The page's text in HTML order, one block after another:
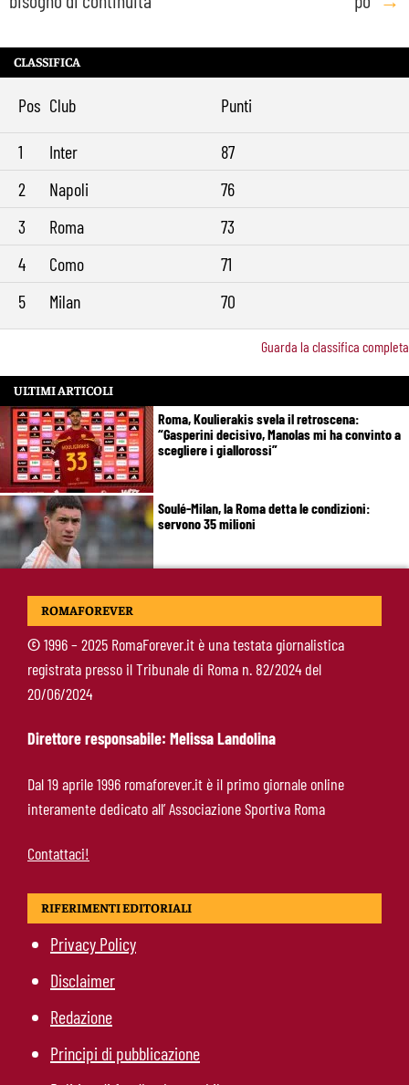
CLASSIFICA
Pos Club Punti
1 Inter
87
2
Napoli
76
3
Roma
73
4
Como
71
5
Milan 70
Guarda la classifica completa
ULTIMI ARTICOLI
Roma, Koulierakis svela il retroscena:
“Gasperini decisivo, Manolas mi ha convinto a
scegliere i giallorossi”
Soulé-Milan, la Roma detta le condizioni:
servono 35 milioni
Koulierakis-Roma, impatto immediato: gol e
Calciomercato Roma, scout a Praga per
Fofana: il prezzo fissato dal Lione
ROMAFOREVER
©1996 – 2025 RomaForever.it è una testata giornalistica
registrata presso il Tribunale di Roma n. 82/2024 del
20/06/2024
Direttore responsabile: Melissa Landolina
Dal 19 aprile 1996 romaforever.it è il primo giornale online
interamente dedicato all’ Associazione Sportiva Roma
Contattaci!
RIFERIMENTI EDITORIALI
Privacy Policy
Disclaimer
Redazione
Principi di pubblicazione